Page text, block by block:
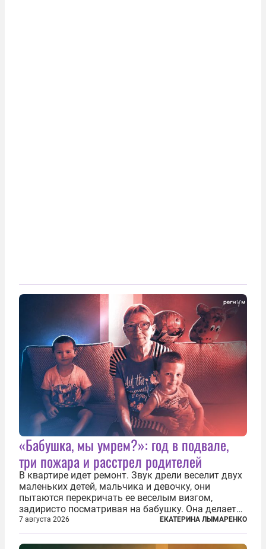
«Бабушка, мы умрем?»: год в подвале,
три пожара и расстрел родителей
В квартире идет ремонт. Звук дрели веселит двух
маленьких детей, мальчика и девочку, они
пытаются перекричать ее веселым визгом,
задиристо посматривая на бабушку. Она делает
им замечание, но внуки чувствуют, что она
сердится невсерьез. И это правда: дрель, конечно,
сверлит противно, но всё...
7 августа 2026 ЕКАТЕРИНА ЛЫМАРЕНКО